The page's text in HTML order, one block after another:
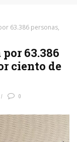
63.386 personas,
63.386
ciento de
0